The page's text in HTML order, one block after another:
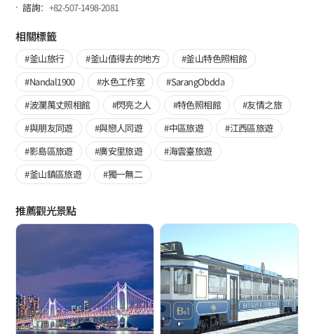
諮詢：+82-507-1498-2081
相關標籤
#釜山旅行 #釜山值得去的地方
#釜山特色照相館
#Nandal1900
#水色工作室
#SarangObdda
#波瀾萬丈照相館
#閃亮之人 #特色照相館
#友情之旅
#與朋友同遊
#與戀人同遊 #中區旅遊
#江西區旅遊
#影島區旅遊
#廣安里旅遊
#海雲臺旅遊
#釜山鎮區旅遊
#獨一無二
推薦觀光景點